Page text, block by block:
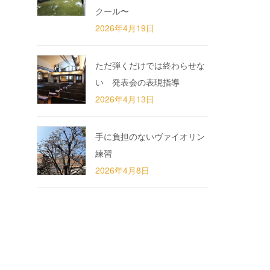
クール〜
2026年4月19日
ただ弾くだけでは終わらせな
い 発表会の表現指導
2026年4月13日
手に負担のないヴァイオリン
練習
2026年4月8日